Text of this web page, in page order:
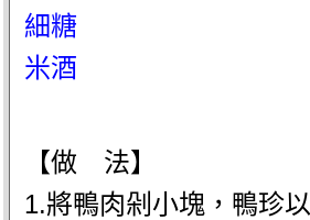
細糖
米酒
【做 法】
1.將鴨肉剁小塊，鴨珍